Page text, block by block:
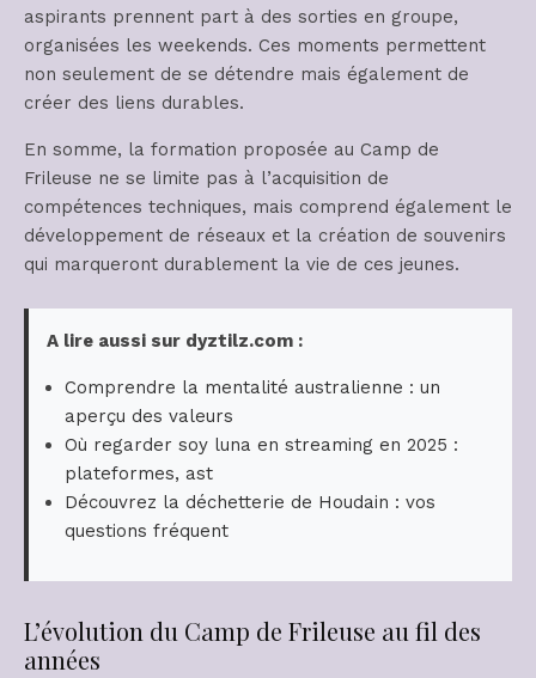
aspirants prennent part à des sorties en groupe,
organisées les weekends. Ces moments permettent
non seulement de se détendre mais également de
créer des liens durables.
En somme, la formation proposée au Camp de
Frileuse ne se limite pas à l’acquisition de
compétences techniques, mais comprend également le
développement de réseaux et la création de souvenirs
qui marqueront durablement la vie de ces jeunes.
A lire aussi sur dyztilz.com :
Comprendre la mentalité australienne : un
aperçu des valeurs
Où regarder soy luna en streaming en 2025 :
plateformes, ast
Découvrez la déchetterie de Houdain : vos
questions fréquent
L’évolution du Camp de Frileuse au fil des
années